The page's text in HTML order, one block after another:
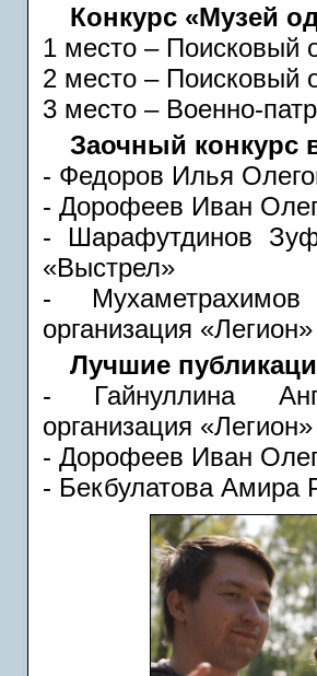
Конкурс «Музей
1 место – Поисковый
2 место – Поисковый
3 место – Военно-
Заочный конкурс
- Федоров Илья
- Дорофеев Иван
- Шарафутдинов
«Выстрел»
- Мухаметрахимов
организация «Легион»
Лучшие
- Гайнуллина
организация «Легион»
- Дорофеев Иван
- Бекбулатова Амира